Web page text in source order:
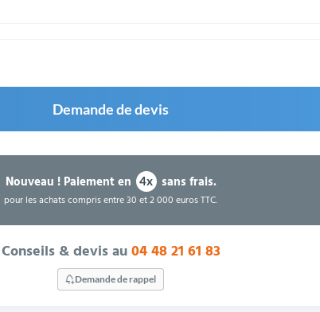
Demande de devis
Nouveau !Paiement en 4x sans frais.
pour les achats compris entre 30 et 2 000 euros TTC.
Conseils & devis au04 48 21 61 83
Demande de rappel